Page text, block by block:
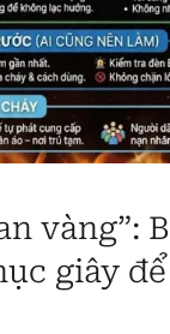
vàng”:
giây